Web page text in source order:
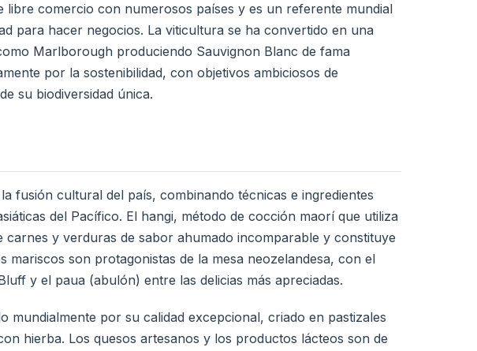
libre comercio con numerosos países y es un referente mundial
para hacer negocios. La viticultura se ha convertido en una
Marlborough produciendo Sauvignon Blanc de fama
por la sostenibilidad, con objetivos ambiciosos de
su biodiversidad única.
fusión cultural del país, combinando técnicas e ingredientes
del Pacífico. El hangi, método de cocción maorí que utiliza
carnes y verduras de sabor ahumado incomparable y constituye
mariscos son protagonistas de la mesa neozelandesa, con el
y el paua (abulón) entre las delicias más apreciadas.
mundialmente por su calidad excepcional, criado en pastizales
hierba. Los quesos artesanos y los productos lácteos son de